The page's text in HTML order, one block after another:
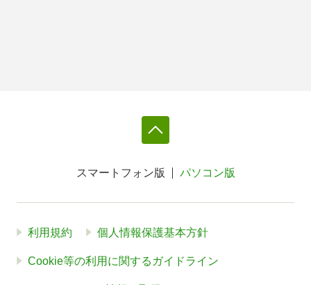
スマートフォン版 パソコン版
利用規約 個人情報保護基本方針
Cookie等の利用に関するガイドライン